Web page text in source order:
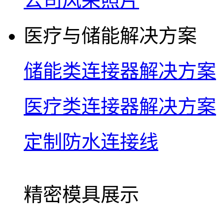
医疗与储能解决方案
储能类连接器解决方案
医疗类连接器解决方案
定制防水连接线
精密模具展示